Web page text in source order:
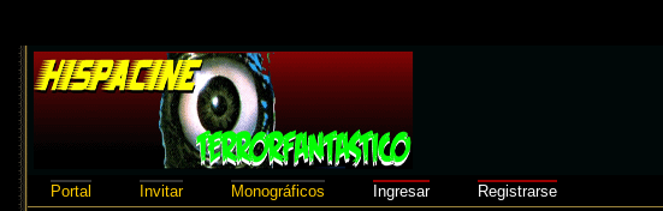
Portal Invitar Monográficos Ingresar Registrarse